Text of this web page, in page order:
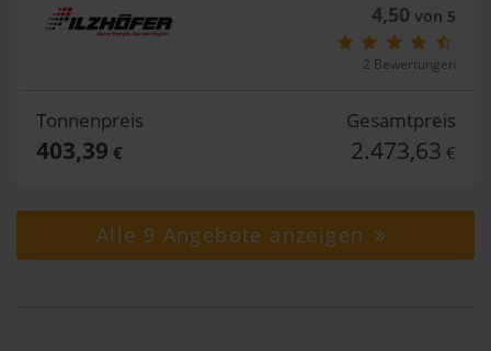
4,50 von 5
2 Bewertungen
Tonnenpreis
403,39 €
Gesamtpreis
2.473,63 €
Alle 9 Angebote anzeigen